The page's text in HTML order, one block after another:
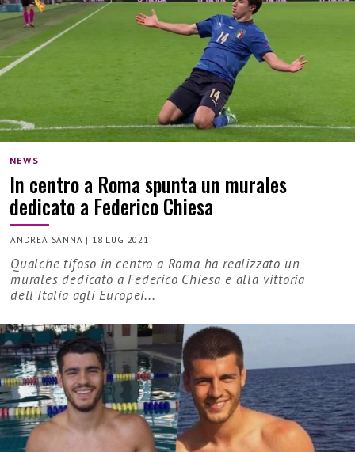
NEWS
In centro a Roma spunta un murales
dedicato a Federico Chiesa
ANDREA SANNA | 18 LUG 2021
Qualche tifoso in centro a Roma ha realizzato un
murales dedicato a Federico Chiesa e alla vittoria
dell'Italia agli Europei...